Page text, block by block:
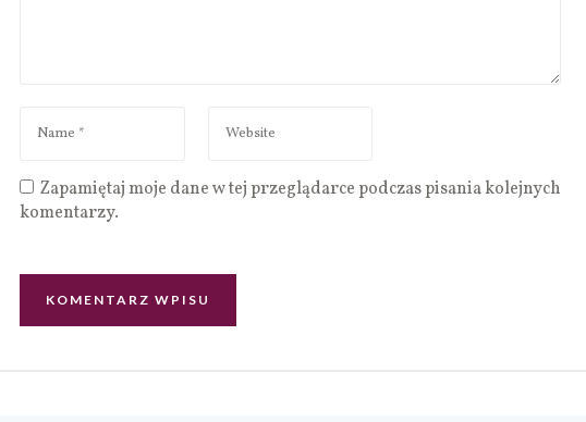
Zapamiętaj moje dane w tej przeglądarce podczas pisania kolejnych
komentarzy.